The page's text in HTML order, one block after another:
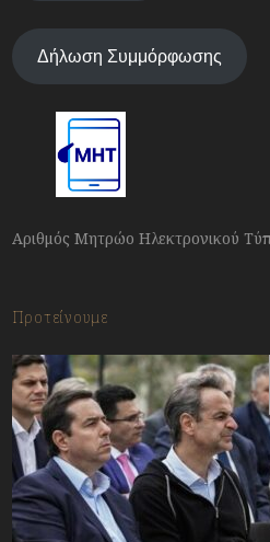
Δήλωση Συμμόρφωσης
Αριθμός Μητρώο Ηλεκτρονικού
Προτείνουμε